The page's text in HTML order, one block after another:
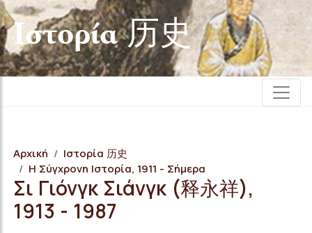
Iστορία 历史
Αρχική
Iστορία 历史
Η Σύγχρονη Ιστορία, 1911 - Σήμερα
Σι Γιόνγκ Σιάνγκ (释永祥),
1913 - 1987